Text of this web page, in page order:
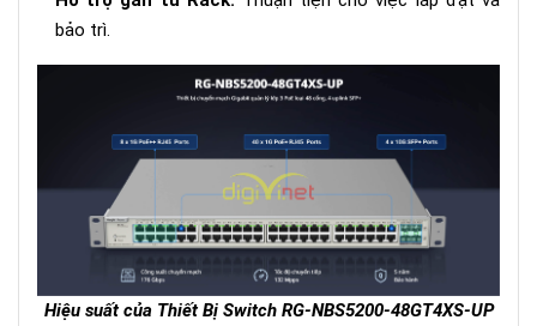
bảo trì.
Hiệu suất của Thiết Bị Switch RG-NBS5200-48GT4XS-UP